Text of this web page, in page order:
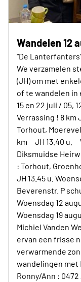
Wandelen 12
“De
We verzamelen
(JH) om met
of te wandelen in
15 en 22 juli / 05,
Verrassing ! 8 km
Torhout,
km JH 13.40 u.
Diksmuidse
: Torhout,
JH 13.45 u.
Beverenstr. P
Woensdag 12
Woensdag 19
Michiel Vanden
ervan een frisse
verwarmende
wandelingen met
Ronny/Ann :